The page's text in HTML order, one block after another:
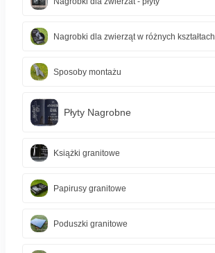
Nagrobki dla zwierząt w różnych kształtach
Sposoby montażu
Płyty Nagrobne
Książki granitowe
Papirusy granitowe
Poduszki granitowe